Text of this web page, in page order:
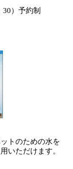
）予約制
トのための水を
いただけます。